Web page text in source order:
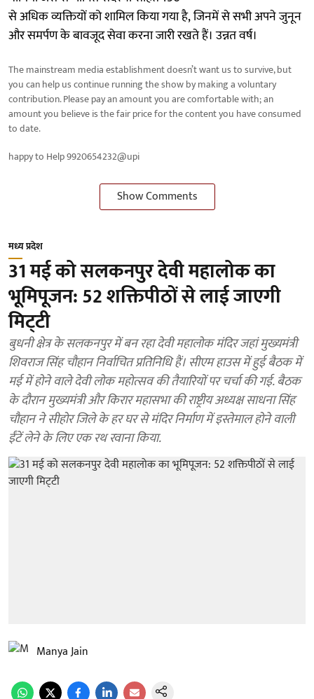
से अधिक व्यक्तियों को शामिल किया गया है, जिनमें से सभी अपने जुनून
और समर्पण के बावजूद सेवा करना जारी रखते हैं। उन्नत वर्ष।
The mainstream media establishment doesn’t want us to survive, but
you can help us continue running the show by making a voluntary
contribution. Please pay an amount you are comfortable with; an
amount you believe is the fair price for the content you have consumed
to date.
happy to Help 9920654232@upi
Show Comments
मध्य प्रदेश
31 मई को सलकनपुर देवी महालोक का
भूमिपूजन: 52 शक्तिपीठों से लाई जाएगी
मिट्‌टी
बुधनी क्षेत्र के सलकनपुर में बन रहा देवी महालोक मंदिर जहां मुख्यमंत्री
शिवराज सिंह चौहान निर्वाचित प्रतिनिधि हैं। सीएम हाउस में हुई बैठक में
मई में होने वाले देवी लोक महोत्सव की तैयारियों पर चर्चा की गई. बैठक
के दौरान मुख्यमंत्री और किरार महासभा की राष्ट्रीय अध्यक्ष साधना सिंह
चौहान ने सीहोर जिले के हर घर से मंदिर निर्माण में इस्तेमाल होने वाली
ईंटें लेने के लिए एक रथ रवाना किया.
Manya Jain